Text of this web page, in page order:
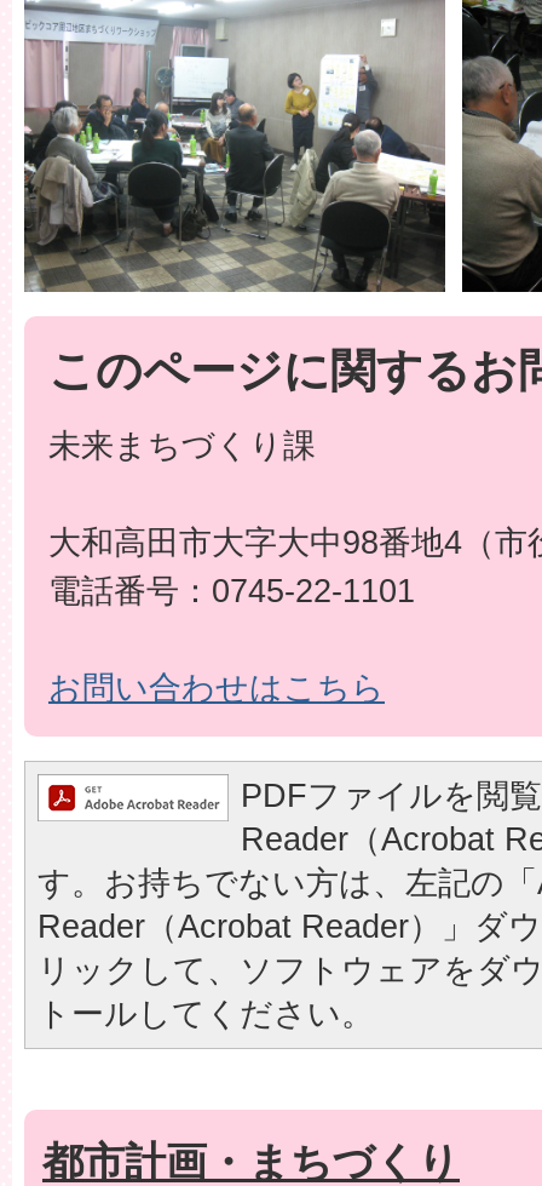
このページに関するお
未来まちづくり課
大和高田市大字大中98番地4（市
電話番号：0745-22-1101
お問い合わせはこちら
PDFファイルを閲
Reader（Acrobat
す。お持ちでない方は、左記の
Reader（Acrobat Reader）」ダ
リックして、ソフトウェアをダ
トールしてください。
都市計画・まちづくり